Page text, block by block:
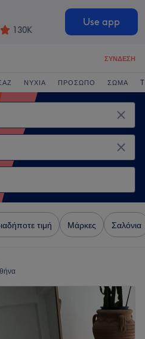
130K
Use app
ΣΎΝΔΕΣΗ
ΝΎΧΙΑ ΠΡΌΣΩΠΟ ΣΏΜΑ
τιμή Μάρκες Σαλόνια